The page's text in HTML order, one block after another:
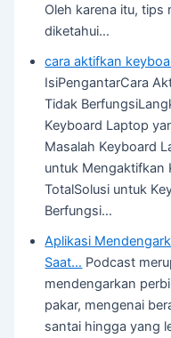
Oleh karena itu,
diketahui…
cara aktifkan
IsiPengantarCara
Tidak
Keyboard Laptop
Masalah Keyboard
untuk Mengaktifkan
TotalSolusi untuk
Berfungsi…
Aplikasi
Saat… Podcast
mendengarkan
pakar, mengenai
santai hingga yang